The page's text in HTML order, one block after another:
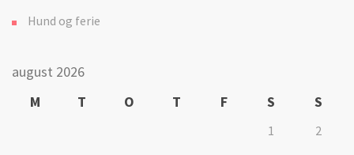
Hund og ferie
august 2026
M
T O T F S S
1 2